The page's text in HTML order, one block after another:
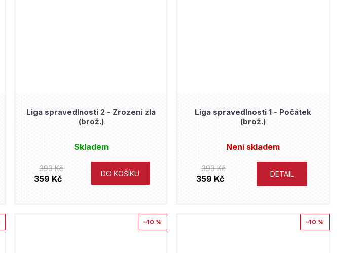
Liga spravedlnosti 2 - Zrození zla
(brož.)
Skladem
399 Kč
359 Kč
DO KOŠÍKU
Liga spravedlnosti 1 - Počátek
(brož.)
Není skladem
399 Kč
359 Kč DETAIL
–10 % –10 %